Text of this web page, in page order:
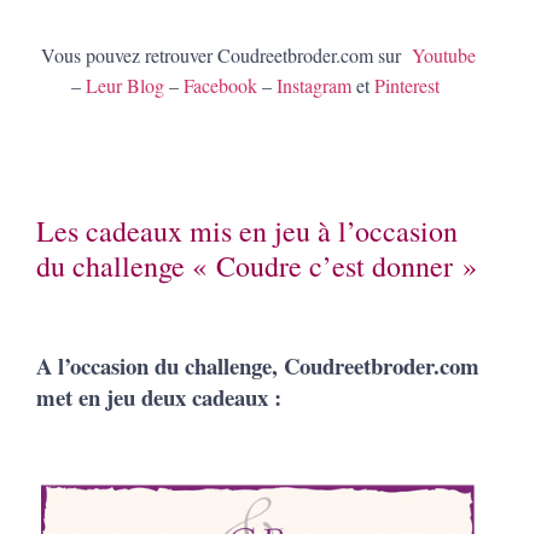
Vous pouvez retrouver Coudreetbroder.com sur Youtube
–Leur Blog–Facebook–InstagrametPinterest
Les cadeaux mis en jeu à l’occasion
du challenge « Coudre c’est donner »
A l’occasion du challenge, Coudreetbroder.com
met en jeu deux cadeaux :